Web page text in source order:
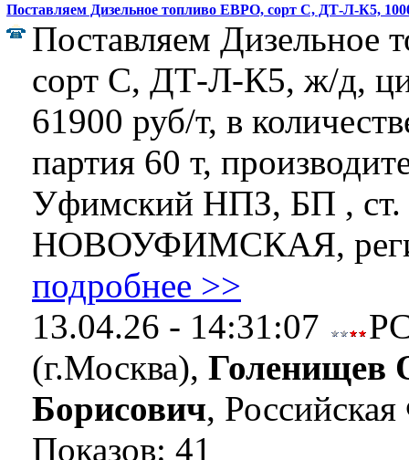
Поставляем Дизельное топливо ЕВРО, сорт C, ДТ-Л-К5,
Поставляем Дизельное
сорт C, ДТ-Л-К5, ж/д,
61900 руб/т, в
партия 60 т,
Уфимский НПЗ, БП , ст.
НОВОУФИМСКАЯ,
подробнее >>
13.04.26 - 14:31:07
(г.Москва), Голенищев
Борисович,
Показов: 41